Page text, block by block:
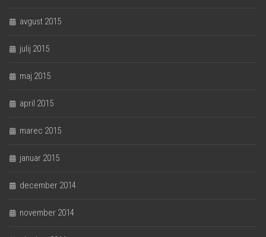
avgust 2015
julij 2015
maj 2015
april 2015
marec 2015
januar 2015
december 2014
november 2014